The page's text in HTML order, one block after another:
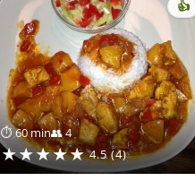
⏱ 60 min👥 4
★★★★★ 4.5 (4)
👍